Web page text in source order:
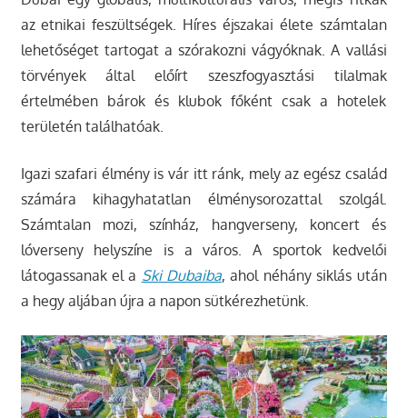
az etnikai feszültségek. Híres éjszakai élete számtalan
lehetőséget tartogat a szórakozni vágyóknak. A vallási
törvények által előírt szeszfogyasztási tilalmak
értelmében bárok és klubok főként csak a hotelek
területén találhatóak.
Igazi szafari élmény is vár itt ránk, mely az egész család
számára kihagyhatatlan élménysorozattal szolgál.
Számtalan mozi, színház, hangverseny, koncert és
lóverseny helyszíne is a város. A sportok kedvelői
látogassanak el a Ski Dubaiba, ahol néhány siklás után
a hegy aljában újra a napon sütkérezhetünk.